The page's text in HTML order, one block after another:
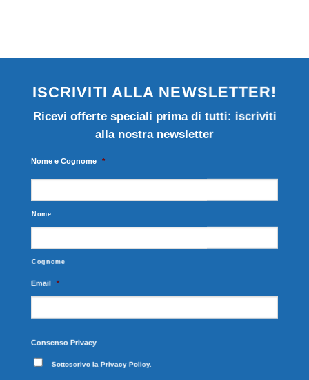
ISCRIVITI ALLA NEWSLETTER!
Ricevi offerte speciali prima di tutti: iscriviti
alla nostra newsletter
Nome e Cognome *
Nome
Cognome
Email *
Consenso Privacy
Sottoscrivo la Privacy Policy.